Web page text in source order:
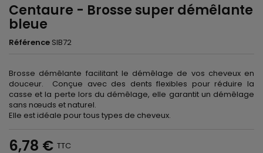
Centaure - Brosse super démêlante
bleue
Référence SIB72
Brosse démêlante facilitant le démêlage de vos cheveux en
douceur. Conçue avec des dents flexibles pour réduire la
casse et la perte lors du démêlage, elle garantit un démêlage
sans nœuds et naturel.
Elle est idéale pour tous types de cheveux.
6,78 € TTC